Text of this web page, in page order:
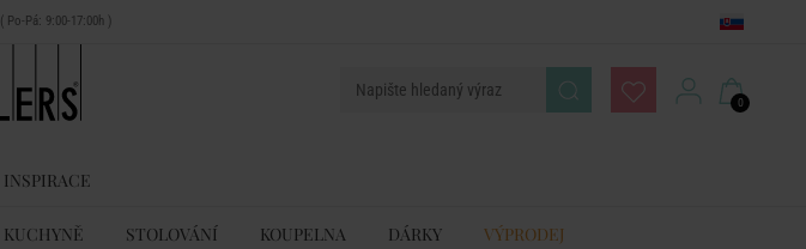
( Po-Pá: 9:00-17:00h )
0
INSPIRACE
KUCHYNĚ STOLOVÁNÍ KOUPELNA DÁRKY VÝPRODEJ